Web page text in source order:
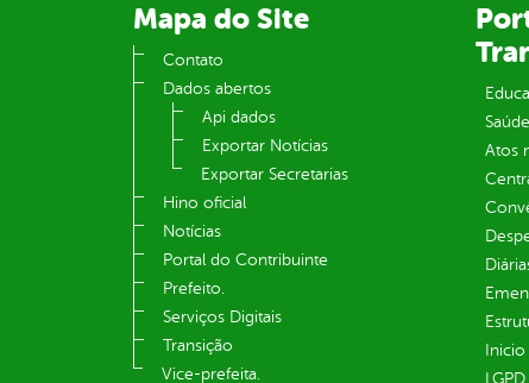
Mapa do Site
Contato
Dados abertos
Api dados
Exportar Notícias
Exportar Secretarias
Hino oficial
Notícias
Portal do Contribuinte
Prefeito.
Serviços Digitais
Transição
Vice-prefeita.
Saúde
Atos
Inicio